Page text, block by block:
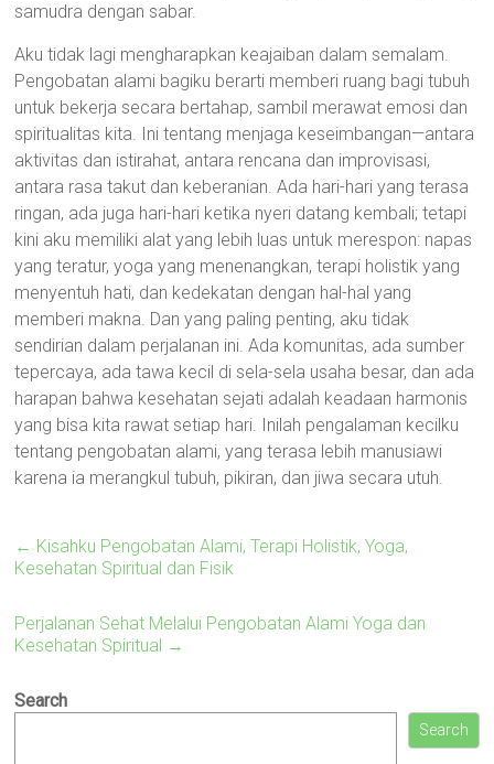
samudra dengan sabar.
Aku tidak lagi mengharapkan keajaiban dalam semalam.
Pengobatan alami bagiku berarti memberi ruang bagi tubuh
untuk bekerja secara bertahap, sambil merawat emosi dan
spiritualitas kita. Ini tentang menjaga keseimbangan—antara
aktivitas dan istirahat, antara rencana dan improvisasi,
antara rasa takut dan keberanian. Ada hari-hari yang terasa
ringan, ada juga hari-hari ketika nyeri datang kembali; tetapi
kini aku memiliki alat yang lebih luas untuk merespon: napas
yang teratur, yoga yang menenangkan, terapi holistik yang
menyentuh hati, dan kedekatan dengan hal-hal yang
memberi makna. Dan yang paling penting, aku tidak
sendirian dalam perjalanan ini. Ada komunitas, ada sumber
tepercaya, ada tawa kecil di sela-sela usaha besar, dan ada
harapan bahwa kesehatan sejati adalah keadaan harmonis
yang bisa kita rawat setiap hari. Inilah pengalaman kecilku
tentang pengobatan alami, yang terasa lebih manusiawi
karena ia merangkul tubuh, pikiran, dan jiwa secara utuh.
← Kisahku Pengobatan Alami, Terapi Holistik, Yoga,
Kesehatan Spiritual dan Fisik
Perjalanan Sehat Melalui Pengobatan Alami Yoga dan
Kesehatan Spiritual →
Search
Search